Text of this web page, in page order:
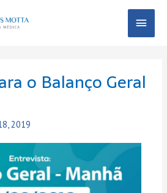
Menu
o Balanço Geral
2019